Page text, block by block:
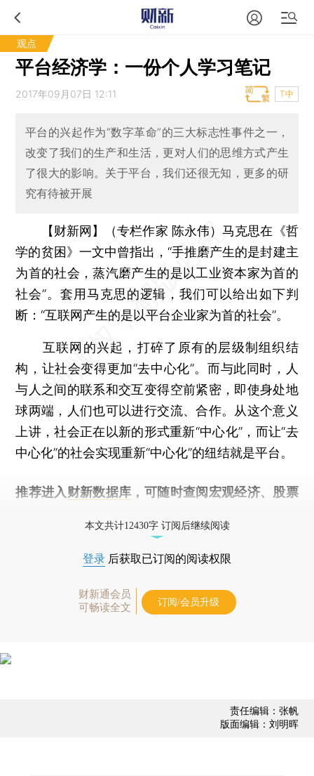
观点
平台经济学：一份个人学习笔记
2017年09月07日 12:11 T中
平台的兴起作为“数字革命”的三大标志性事件之一，
改变了我们的生产和生活，更对人们的思维方式产生
了很大的影响。关于平台，我们还很无知，更多的研
究有待被开展
【财新网】（专栏作家 陈永伟）马克思在《哲
学的贫困》一文中曾指出，“手推磨产生的是封建主
为首的社会，蒸汽磨产生的是以工业资本家为首的
社会”。套用马克思的逻辑，我们可以给出如下判
断：“互联网产生的是以平台企业家为首的社会”。
互联网的兴起，打碎了原有的层级制组织结
构，让社会变得更加“去中心化”。而与此同时，人
与人之间的联系和交互变得空前紧密，即使身处地
球两端，人们也可以进行交流、合作。从这个意义
上讲，社会正在以新的形式重新“中心化”，而让“去
中心化”的社会实现重新“中心化”的纽结就是平台。
推荐进入 财新数据库 ，可随时查阅宏观经济、股票
本文共计12430字 订阅后继续阅读
登录 后获取已订阅的阅读权限
财新通会员
可畅读全文
订阅/会员升级
责任编辑：张帆
版面编辑：刘明晖